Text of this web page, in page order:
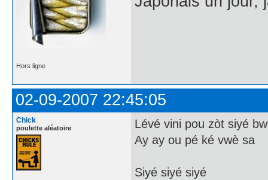
Hors ligne
02-09-2007 22:45:05
Chick
poulette aléatoire
Lévé vini pou zòt siyé
Ay ay ou pé ké vwè sa
Siyé siyé siyé